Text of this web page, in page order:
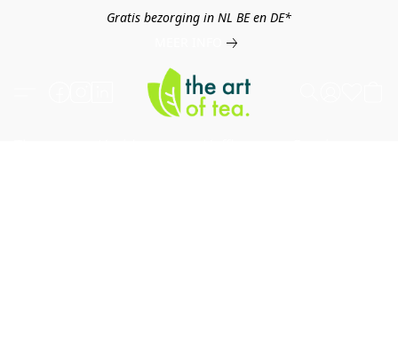
Gratis bezorging in NL BE en DE*